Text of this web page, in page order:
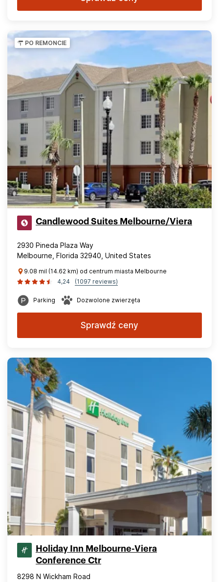
PO REMONCIE
Candlewood Suites Melbourne/Viera
2930 Pineda Plaza Way
Melbourne, Florida 32940, United States
9.08 mil (14.62 km) od centrum miasta Melbourne
4,24
(1097 reviews)
Parking Dozwolone zwierzęta
Sprawdź ceny
Holiday Inn Melbourne-Viera
Conference Ctr
8298 N Wickham Road